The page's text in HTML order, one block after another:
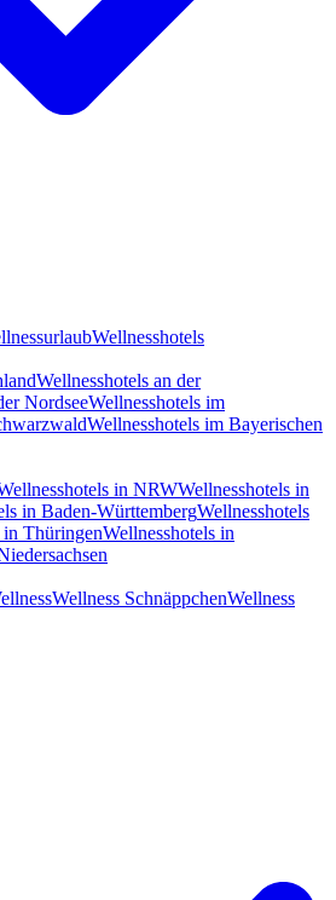
Wellnesshotels
Wellnesshotels an der
NordseeWellnesshotels im
Wellnesshotels im Bayerischen
in NRWWellnesshotels in
in Baden-WürttembergWellnesshotels
in ThüringenWellnesshotels in
Wellness SchnäppchenWellness